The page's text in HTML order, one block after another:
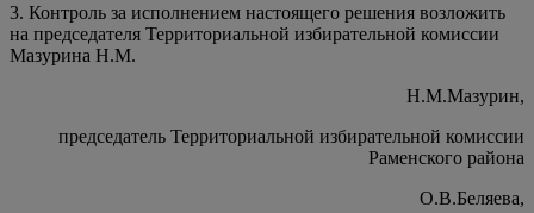
3. Контроль за исполнением настоящего решения возложить
на председателя Территориальной избирательной комиссии
Мазурина Н.М.
Н.М.Мазурин,
председатель Территориальной избирательной комиссии
Раменского района
О.В.Беляева,